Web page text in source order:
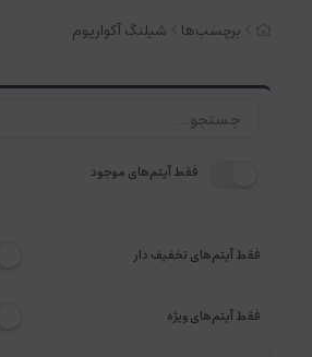
برچسب‌ها شیلنگ آکواریوم
فقط آیتم‌های موجود
فقط آیتم‌های تخفیف دار
فقط آیتم‌های ویژه